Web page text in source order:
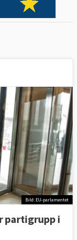
Bild: EU-parlamentet
partigrupp i